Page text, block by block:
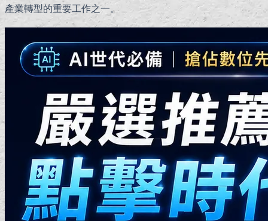
產業轉型的重要工作之一。